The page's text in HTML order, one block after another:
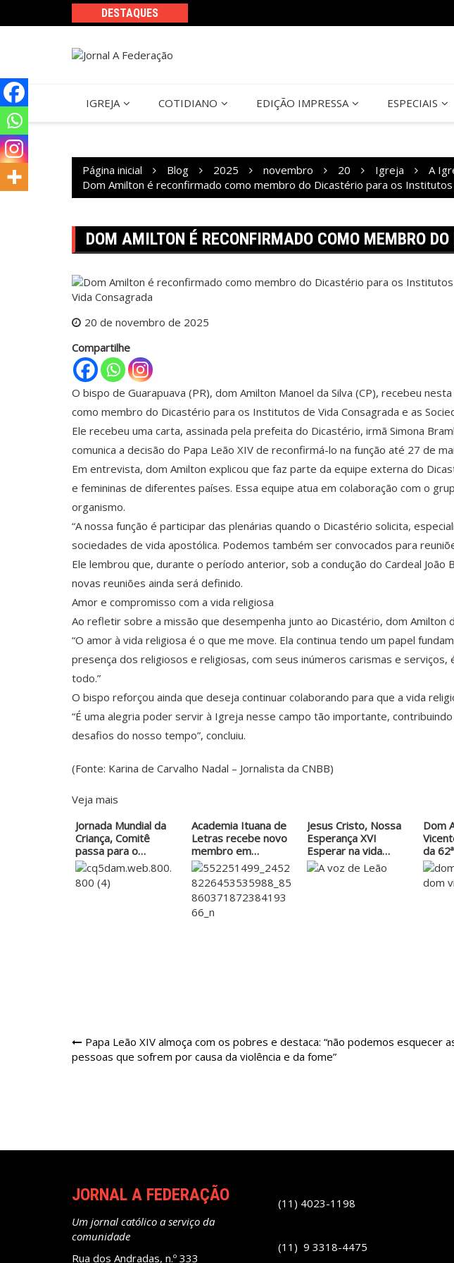
DESTAQUES
IGREJA COTIDIANO EDIÇÃO IMPRESSA ESPECIAIS
Página inicial Blog 2025 novembro 20 Igreja A
Dom Amilton é reconfirmado como membro do Dicastério para os Institutos
DOM AMILTON É RECONFIRMADO COMO MEMBRO
20 de novembro de 2025
Compartilhe
O bispo de Guarapuava (PR), dom Amilton Manoel da Silva (CP), recebeu
como membro do Dicastério para os Institutos de Vida Consagrada e as
Ele recebeu uma carta, assinada pela prefeita do Dicastério, irmã Simona
comunica a decisão do Papa Leão XIV de reconfirmá-lo na função até 27 de
Em entrevista, dom Amilton explicou que faz parte da equipe externa do
e femininas de diferentes países. Essa equipe atua em colaboração com o
organismo.
“A nossa função é participar das plenárias quando o Dicastério solicita,
sociedades de vida apostólica. Podemos também ser convocados para
Ele lembrou que, durante o período anterior, sob a condução do Cardeal
novas reuniões ainda será definido.
Amor e compromisso com a vida religiosa
Ao refletir sobre a missão que desempenha junto ao Dicastério, dom
“O amor à vida religiosa é o que me move. Ela continua tendo um papel
presença dos religiosos e religiosas, com seus inúmeros carismas e
todo.”
O bispo reforçou ainda que deseja continuar colaborando para que a vida
“É uma alegria poder servir à Igreja nesse campo tão importante,
desafios do nosso tempo”, concluiu.
(Fonte: Karina de Carvalho Nadal – Jornalista da CNBB)
Veja mais
Jornada Mundial da
Criança, Comitê
passa para o…
Academia Ituana de
Letras recebe novo
membro em…
Jesus Cristo, Nossa
Esperança XVI
Esperar na vida…
Dom
da
Geral
Navegação
de
Papa Leão XIV almoça com os pobres e destaca: “não podemos esquecer
pessoas que sofrem por causa da violência e da fome”
JORNAL A FEDERAÇÃO
Um jornal católico a serviço da
comunidade
Rua dos Andradas, n.º 333
(11) 4023-1198
(11) 9 3318-4475